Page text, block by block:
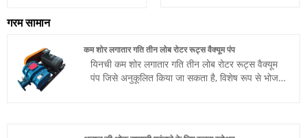
गरम सामान
कम शोर लगातार गति तीन लोब रोटर रूट्स वैक्यूम पंप
यिनची कम शोर लगातार गति तीन लोब रोटर रूट्स वैक्यूम
पंप जिसे अनुकूलित किया जा सकता है, विशेष रूप से भोजन
का उपयोग करता है, जिससे खाद्य उत्पादों की शेल्फ लाइफ